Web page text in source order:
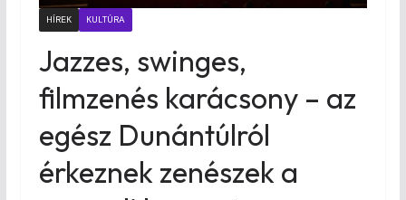
HÍREK KULTÚRA
Jazzes, swinges,
filmzenés karácsony – az
egész Dunántúlról
érkeznek zenészek a